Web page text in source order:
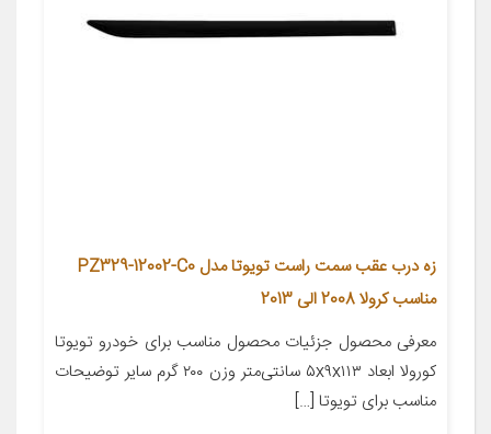
زه درب عقب سمت راست تویوتا مدل PZ329-12002-C0
مناسب کرولا 2008 الی 2013
معرفی محصول جزئیات محصول مناسب برای خودرو تویوتا
کورولا ابعاد ۵x۹x۱۱۳ سانتی‌متر وزن ۲۰۰ گرم سایر توضیحات
مناسب برای تویوتا […]